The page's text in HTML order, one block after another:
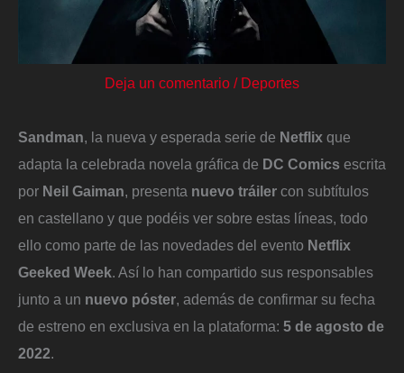
Deja un comentario / Deportes
Sandman, la nueva y esperada serie de Netflix que
adapta la celebrada novela gráfica de DC Comics escrita
por Neil Gaiman, presenta nuevo tráiler con subtítulos
en castellano y que podéis ver sobre estas líneas, todo
ello como parte de las novedades del evento Netflix
Geeked Week. Así lo han compartido sus responsables
junto a un nuevo póster, además de confirmar su fecha
de estreno en exclusiva en la plataforma: 5 de agosto de
2022.